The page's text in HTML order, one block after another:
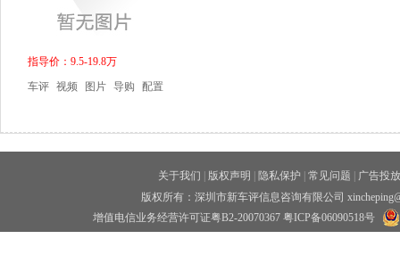
指导价：9.5-19.8万
车评 视频 图片 导购 配置
关于我们 版权声明 隐私保护 常见问题
广告投放
版权所有：深圳市新车评信息咨询有限公司
增值电信业务经营许可证粤B2-20070367 粤ICP备06090518号